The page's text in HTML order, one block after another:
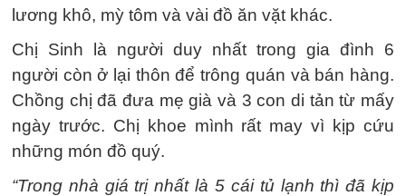
lương khô, mỳ tôm và vài đồ ăn vặt khác.
Chị Sinh là người duy nhất trong gia đình 6
người còn ở lại thôn để trông quán và bán hàng.
Chồng chị đã đưa mẹ già và 3 con di tản từ mấy
ngày trước. Chị khoe mình rất may vì kịp cứu
những món đồ quý.
“Trong nhà giá trị nhất là 5 cái tủ lạnh thì đã kịp